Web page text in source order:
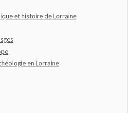
et histoire de Lorraine
en Lorraine